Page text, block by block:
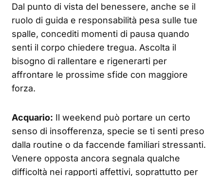
Dal punto di vista del benessere, anche se il
ruolo di guida e responsabilità pesa sulle tue
spalle, concediti momenti di pausa quando
senti il corpo chiedere tregua. Ascolta il
bisogno di rallentare e rigenerarti per
affrontare le prossime sfide con maggiore
forza.
Acquario: Il weekend può portare un certo
senso di insofferenza, specie se ti senti preso
dalla routine o da faccende familiari stressanti.
Venere opposta ancora segnala qualche
difficoltà nei rapporti affettivi, soprattutto per